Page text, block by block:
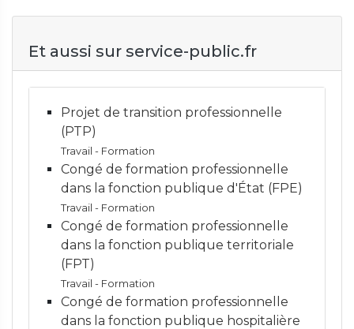
Et aussi sur service-public.fr
Projet de transition professionnelle
(PTP)
Travail - Formation
Congé de formation professionnelle
dans la fonction publique d'État (FPE)
Travail - Formation
Congé de formation professionnelle
dans la fonction publique territoriale
(FPT)
Travail - Formation
Congé de formation professionnelle
dans la fonction publique hospitalière